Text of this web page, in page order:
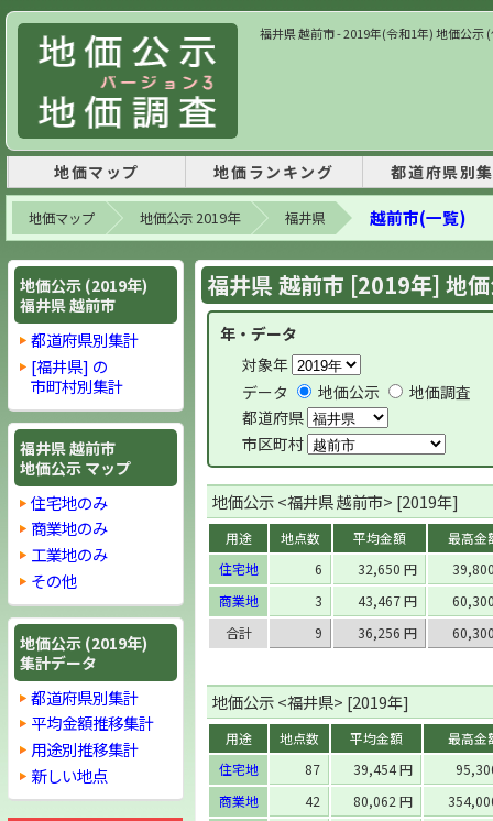
福井県 越前市 - 2019年(令和1年) 地価公
地価マップ 地価ランキング 都道府県別
地価マップ 地価公示 2019年 福井県 越前市(一覧)
地価公示 (2019年)
福井県 越前市
都道府県別集計
[福井県] の
市町村別集計
福井県 越前市
地価公示 マップ
住宅地のみ
商業地のみ
工業地のみ
その他
地価公示 (2019年)
集計データ
都道府県別集計
平均金額推移集計
用途別推移集計
新しい地点
福井県 越前市 [2019年] 地
年・データ
対象年
データ
地価公示
地価調査
都道府県
市区町村
地価公示 <福井県 越前市> [2019年]
用途 地点数 平均金額
最高金
住宅地
6 32,650 円
商業地
3 43,467 円
合計
9 36,256 円
地価公示 <福井県> [2019年]
用途 地点数 平均金額
最高金
住宅地
87 39,454 円
商業地
42 80,062 円